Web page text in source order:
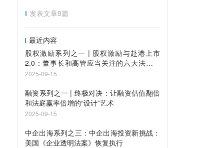
发表文章8篇
最近内容
股权激励系列之一 | 股权激励与赴港上市
2.0：董事长和高管应当关注的六大法律问
题
2025-09-15
融资系列之一 | 终极对决：让融资估值翻倍
和法庭赢率倍增的“设计”艺术
2025-09-15
中企出海系列之三：中企出海投资新挑战：
美国《企业透明法案》恢复执行